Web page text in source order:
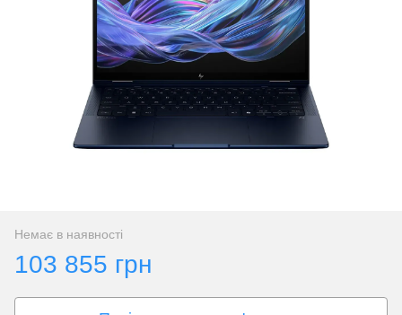
Немає в наявності
103 855 грн